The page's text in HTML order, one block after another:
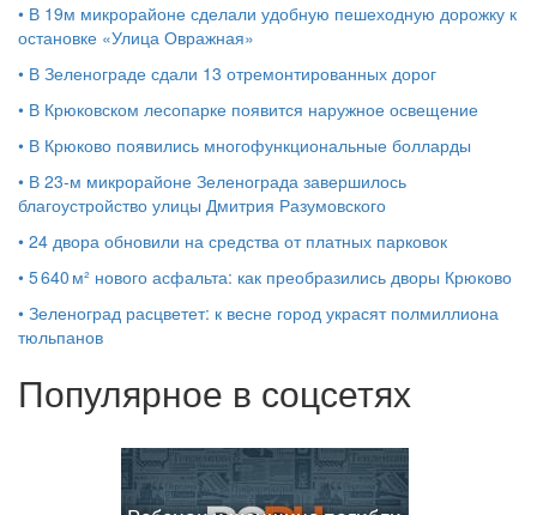
• В 19м микрорайоне сделали удобную пешеходную дорожку к
остановке «Улица Овражная»
• В Зеленограде сдали 13 отремонтированных дорог
• В Крюковском лесопарке появится наружное освещение
• В Крюково появились многофункциональные болларды
• В 23‑м микрорайоне Зеленограда завершилось
благоустройство улицы Дмитрия Разумовского
• 24 двора обновили на средства от платных парковок
• 5 640 м² нового асфальта: как преобразились дворы Крюково
• Зеленоград расцветет: к весне город украсят полмиллиона
тюльпанов
Популярное в соцсетях